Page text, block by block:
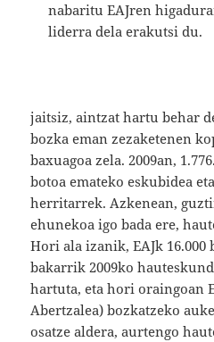
nabaritu EAJren
liderra dela erakutsi du.
jaitsiz, aintzat hartu behar
bozka eman zezaketenen
baxuagoa zela. 2009an,
botoa emateko eskubidea
herritarrek. Azkenean,
ehunekoa igo bada ere,
Hori ala izanik, EAJk 16.000
bakarrik 2009ko
hartuta, eta hori oraingoan
Abertzalea) bozkatzeko
osatze aldera, aurtengo